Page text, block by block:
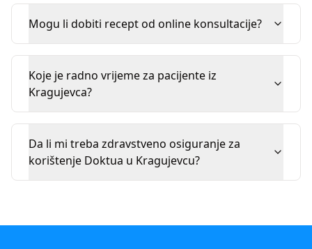
Mogu li dobiti recept od online konsultacije?
Koje je radno vrijeme za pacijente iz
Kragujevca?
Da li mi treba zdravstveno osiguranje za
korištenje Doktua u Kragujevcu?